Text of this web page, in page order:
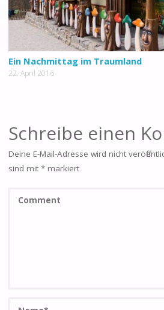
Ein Nachmittag im Traumland
22. April 2016
Schreibe einen
Deine E-Mail-Adresse wird nicht
sind mit *markiert